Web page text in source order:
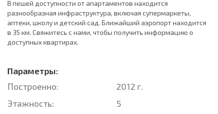
В пешей доступности от апартаментов находится
разнообразная инфраструктура, включая супермаркеты,
аптеки, школу и детский сад. Ближайший аэропорт находится
в 35 км. Свяжитесь с нами, чтобы получить информацию о
доступных квартирах.
Параметры:
Построенно:
2012 г.
Этажность:
5